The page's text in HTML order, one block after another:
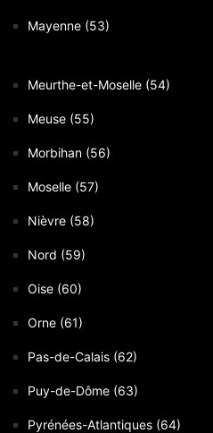
Mayenne (53)
Meurthe-et-Moselle (54)
Meuse (55)
Morbihan (56)
Moselle (57)
Nièvre (58)
Nord (59)
Oise (60)
Orne (61)
Pas-de-Calais (62)
Puy-de-Dôme (63)
Pyrénées-Atlantiques (64)